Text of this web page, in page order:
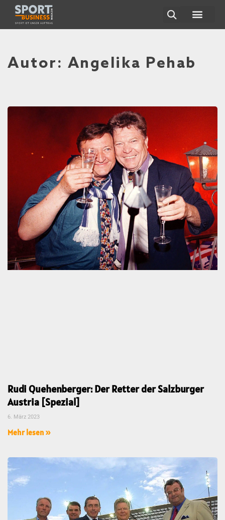
Autor: Angelika Pehab
Rudi Quehenberger: Der Retter der Salzburger
Austria [Spezial]
6. März 2023
Mehr lesen »